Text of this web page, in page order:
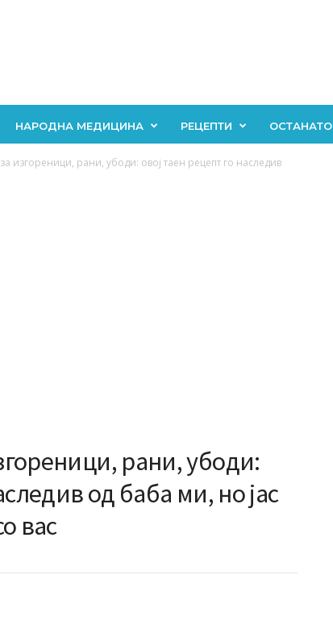
НАРОДНА МЕДИЦИНА РЕЦЕПТИ ОСТАНАТО
изгореници, рани, убоди: овој таен рецепт го наследив
рани, убоди:
од баба ми, но јас
вас